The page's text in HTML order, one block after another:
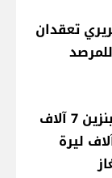
تعقدان
انخفاض سعر صفيحتي البنزين 7 آلاف
وارتفاع المازوت 10 آلاف ليرة